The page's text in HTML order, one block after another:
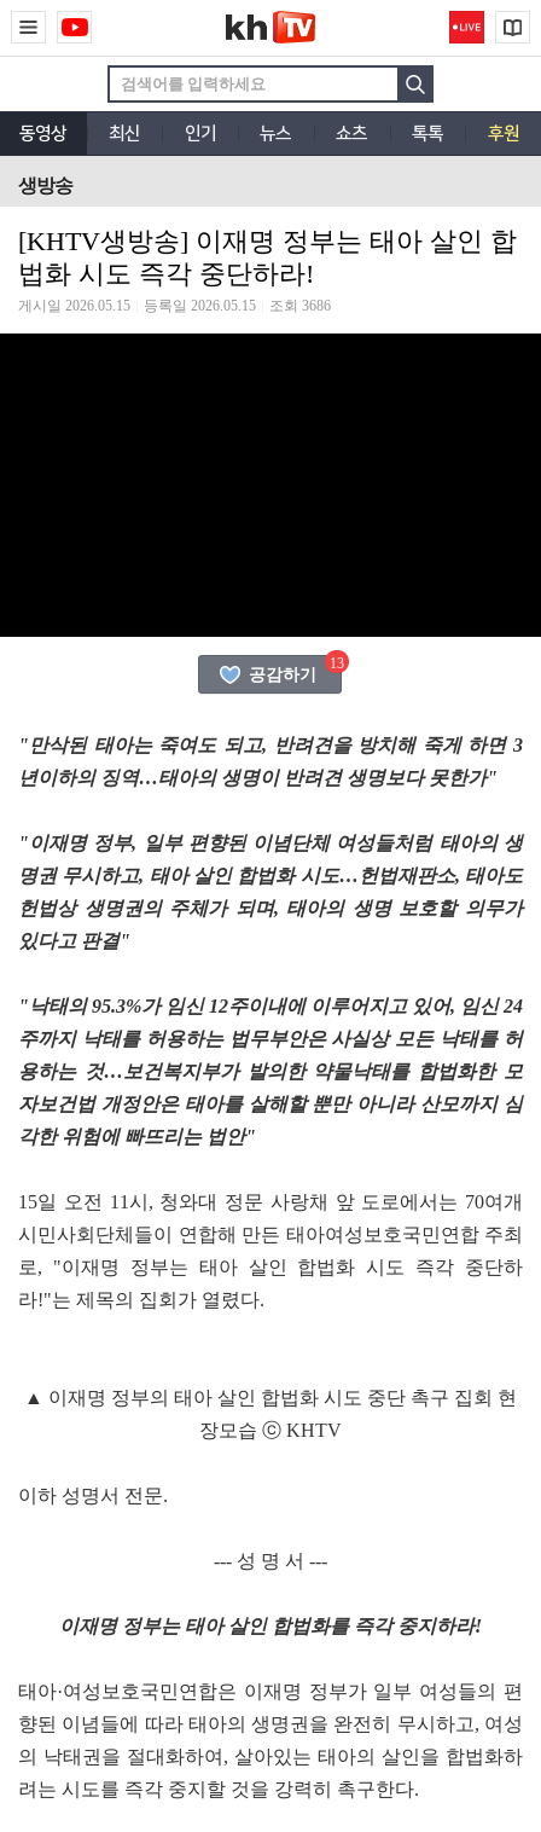
동영상 최신 인기 뉴스 쇼츠 톡톡 후원
생방송
[KHTV생방송] 이재명 정부는 태아 살인 합
법화 시도 즉각 중단하라!
게시일 2026.05.15 등록일 2026.05.15 조회 3686
13
공감하기
"만삭된 태아는 죽여도 되고, 반려견을 방치해 죽게 하면 3
년이하의 징역…태아의 생명이 반려견 생명보다 못한가"
"이재명 정부, 일부 편향된 이념단체 여성들처럼 태아의 생
명권 무시하고, 태아 살인 합법화 시도…헌법재판소, 태아도
헌법상 생명권의 주체가 되며, 태아의 생명 보호할 의무가
있다고 판결"
"낙태의 95.3%가 임신 12주이내에 이루어지고 있어, 임신 24
주까지 낙태를 허용하는 법무부안은 사실상 모든 낙태를 허
용하는 것…보건복지부가 발의한 약물낙태를 합법화한 모
자보건법 개정안은 태아를 살해할 뿐만 아니라 산모까지 심
각한 위험에 빠뜨리는 법안"
15일 오전 11시, 청와대 정문 사랑채 앞 도로에서는 70여개
시민사회단체들이 연합해 만든 태아여성보호국민연합 주최
로, "이재명 정부는 태아 살인 합법화 시도 즉각 중단하
라!"는 제목의 집회가 열렸다.
▲ 이재명 정부의 태아 살인 합법화 시도 중단 촉구 집회 현
장모습 ⓒ KHTV
이하 성명서 전문.
--- 성 명 서 ---
이재명 정부는 태아 살인 합법화를 즉각 중지하라!
태아·여성보호국민연합은 이재명 정부가 일부 여성들의 편
향된 이념들에 따라 태아의 생명권을 완전히 무시하고, 여성
의 낙태권을 절대화하여, 살아있는 태아의 살인을 합법화하
려는 시도를 즉각 중지할 것을 강력히 촉구한다.